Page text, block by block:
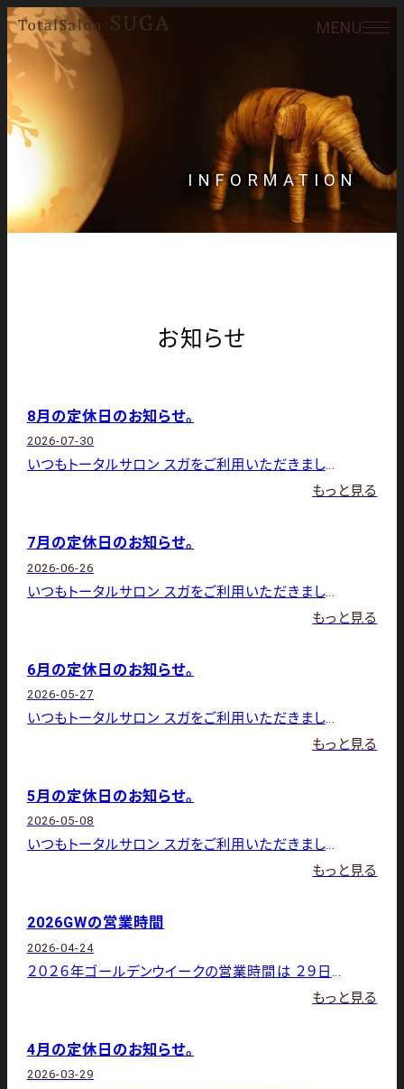
MENU
INFORMATION
お知らせ
8月の定休日のお知らせ。
2026-07-30
いつもトータルサロン スガをご利用いただきましてありがとうございます。 8月の店休日は下記の通りです。3日（月）・
もっと見る
7月の定休日のお知らせ。
2026-06-26
いつもトータルサロン スガをご利用いただきましてありがとうございます。 7月の店休日は下記の通りです。6日（月）・
もっと見る
6月の定休日のお知らせ。
2026-05-27
いつもトータルサロン スガをご利用いただきましてありがとうございます。 6月の店休日は下記の通りです。1日（月）・
もっと見る
5月の定休日のお知らせ。
2026-05-08
いつもトータルサロン スガをご利用いただきましてありがとうございます。 5月の店休日は下記の通りです。4日（月）・
もっと見る
2026GWの営業時間
2026-04-24
２０２６年ゴールデンウイークの営業時間は ２９日 １０：００～18：00 ３０日 １０：００～19：00 1日
もっと見る
4月の定休日のお知らせ。
2026-03-29